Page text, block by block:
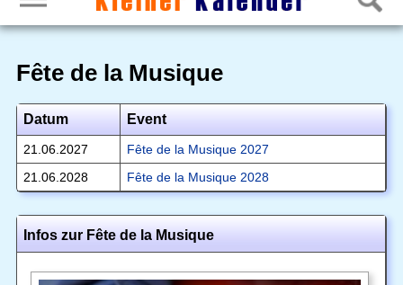
Fête de la Musique
Datum Event
21.06.2027
Fête de la Musique 2027
21.06.2028
Fête de la Musique 2028
Infos zur Fête de la Musique